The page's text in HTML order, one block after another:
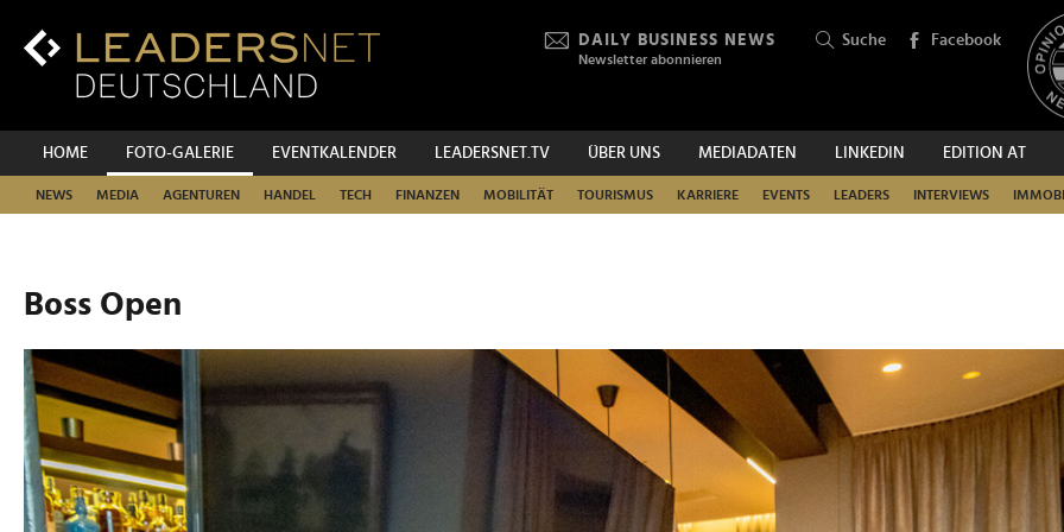
Inhalt
Hauptnavigation
DAILY BUSINESS NEWS
Newsletter abonnieren
Suche Facebook
HOME FOTO-GALERIE EVENTKALENDER LEADERSNET.TV ÜBER UNS MEDIADATEN LINKEDIN EDITION AT
NEWS MEDIA AGENTUREN HANDEL TECH FINANZEN MOBILITÄT TOURISMUS KARRIERE EVENTS LEADERS INTERVIEWS
SUCHEN
Boss Open